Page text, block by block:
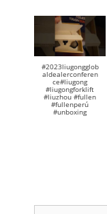
#2023liugongglob
aldealerconferen
ce#liugong
#liugongforklift
#liuzhou #fullen
#fullenperú
#unboxing